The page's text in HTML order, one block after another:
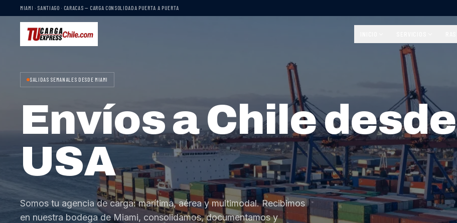
MIAMI · SANTIAGO · CARACAS — CARGA CONSOLIDADA PUERTA A PUERTA
SALIDAS SEMANALES DESDE MIAMI
Envíos a Chile desde
USA
Somos tu agencia de carga: marítima, aérea y multimodal. Recibimos
en nuestra bodega de Miami, consolidamos, documentamos y